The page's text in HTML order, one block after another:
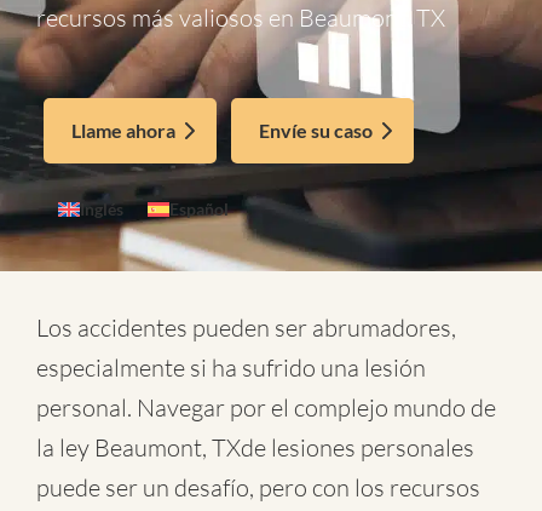
recursos más valiosos en Beaumont, TX
Llame ahora Envíe su caso
Inglés Español
Los accidentes pueden ser abrumadores,
especialmente si ha sufrido una lesión
personal. Navegar por el complejo mundo de
la ley Beaumont, TXde lesiones personales
puede ser un desafío, pero con los recursos